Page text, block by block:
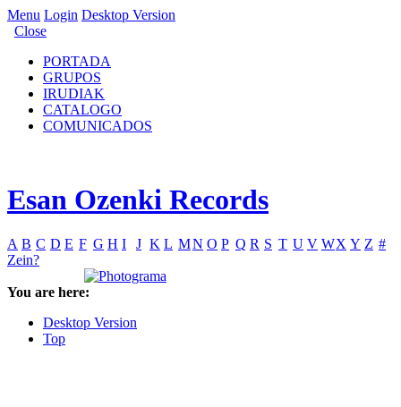
Menu Login Desktop Version
Close
PORTADA
GRUPOS
IRUDIAK
CATALOGO
COMUNICADOS
Esan Ozenki Records
A B C D E F G H I J K L MN O P Q R S T U V WX Y Z #
Zein?
You are here:
Desktop Version
Top